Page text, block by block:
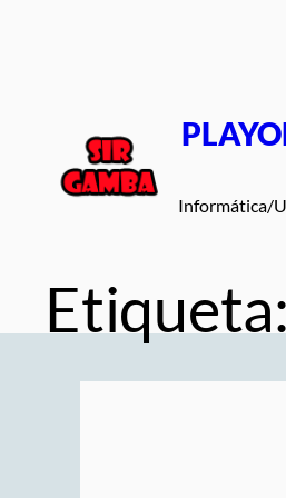
Informática/
Etiqueta: